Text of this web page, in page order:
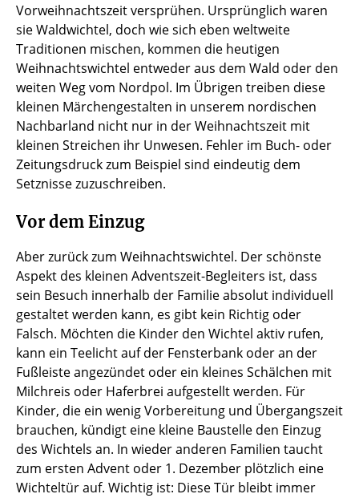
Vorweihnachtszeit versprühen. Ursprünglich waren
sie Waldwichtel, doch wie sich eben weltweite
Traditionen mischen, kommen die heutigen
Weihnachtswichtel entweder aus dem Wald oder den
weiten Weg vom Nordpol. Im Übrigen treiben diese
kleinen Märchengestalten in unserem nordischen
Nachbarland nicht nur in der Weihnachtszeit mit
kleinen Streichen ihr Unwesen. Fehler im Buch- oder
Zeitungsdruck zum Beispiel sind eindeutig dem
Setznisse zuzuschreiben.
Vor dem Einzug
Aber zurück zum Weihnachtswichtel. Der schönste
Aspekt des kleinen Adventszeit-Begleiters ist, dass
sein Besuch innerhalb der Familie absolut individuell
gestaltet werden kann, es gibt kein Richtig oder
Falsch. Möchten die Kinder den Wichtel aktiv rufen,
kann ein Teelicht auf der Fensterbank oder an der
Fußleiste angezündet oder ein kleines Schälchen mit
Milchreis oder Haferbrei aufgestellt werden. Für
Kinder, die ein wenig Vorbereitung und Übergangszeit
brauchen, kündigt eine kleine Baustelle den Einzug
des Wichtels an. In wieder anderen Familien taucht
zum ersten Advent oder 1. Dezember plötzlich eine
Wichteltür auf. Wichtig ist: Diese Tür bleibt immer